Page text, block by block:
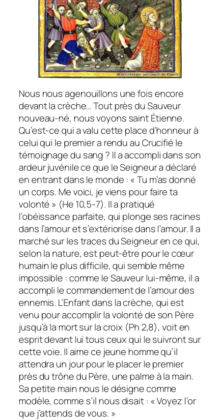
Nous nous agenouillons une fois encore
devant la crèche… Tout près du Sauveur
nouveau-né, nous voyons saint Étienne.
Qu’est-ce qui a valu cette place d’honneur à
celui qui le premier a rendu au Crucifié le
témoignage du sang ? Il a accompli dans son
ardeur juvénile ce que le Seigneur a déclaré
en entrant dans le monde : « Tu m’as donné
un corps. Me voici, je viens pour faire ta
volonté » (He 10,5-7). Il a pratiqué
l’obéissance parfaite, qui plonge ses racines
dans l’amour et s’extériorise dans l’amour. Il a
marché sur les traces du Seigneur en ce qui,
selon la nature, est peut-être pour le cœur
humain le plus difficile, qui semble même
impossible : comme le Sauveur lui-même, il a
accompli le commandement de l’amour des
ennemis. L’Enfant dans la crèche, qui est
venu pour accomplir la volonté de son Père
jusqu’à la mort sur la croix (Ph 2,8), voit en
esprit devant lui tous ceux qui le suivront sur
cette voie. Il aime ce jeune homme qu’il
attendra un jour pour le placer le premier
près du trône du Père, une palme à la main.
Sa petite main nous le désigne comme
modèle, comme s’il nous disait : « Voyez l’or
que j’attends de vous. »